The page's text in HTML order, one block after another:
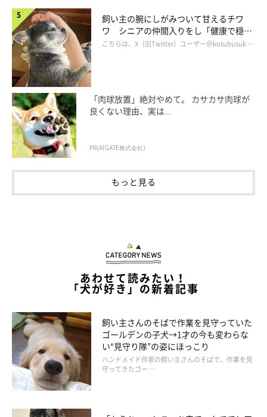
飼い主の腕にしがみついて甘えるチワ
ワ シニアの仲間入りをし「健康で穏や
かな暮らしが続いてほしい」と願う
こちらは、X（旧Twitter）ユーザー＠kotubusuk …
「肉球放置」絶対やめて。 カサカサ肉球が
良くない理由、実は...
PR(AIGATE株式会社)
もっと見る
あわせて読みたい！
「犬が好き」の新着記事
飼い主さんのそばで作業を見守っていた
ゴールデンの子犬→1才の今も変わらな
い“見守り隊”の姿にほっこり
ハンドメイド作家の飼い主さんのそばで、作業を見
守ってきたゴー …